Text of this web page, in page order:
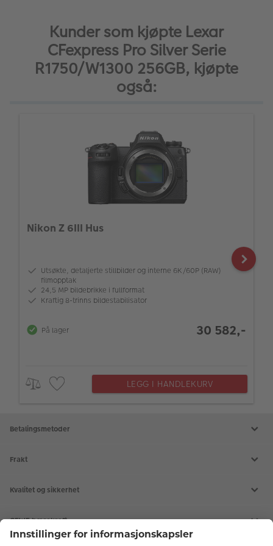
Kunder som kjøpte Lexar
CFexpress Pro Silver Serie
R1750/W1300 256GB, kjøpte
også:
Nikon Z 6III Hus
Utsøkte, detaljerte stillbilder og interne 6K/60P (RAW)
filmopptak
24,5 MP bildebrikke i fullformat
Kraftig 8-trinns bildestabilisator
På lager 30 582,-
LEGG I HANDLEKURV
Betalingsmetoder
Frakt
Kvalitet og sikkerhet
CEWE bærekraft